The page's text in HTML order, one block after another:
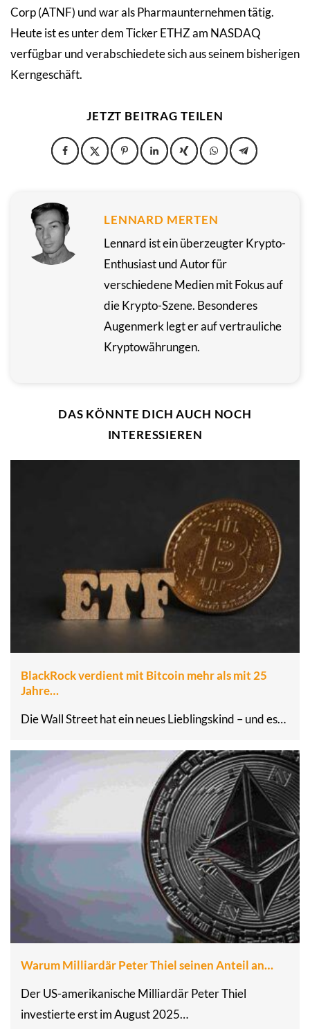
Corp (ATNF) und war als Pharmaunternehmen tätig.
Heute ist es unter dem Ticker ETHZ am NASDAQ
verfügbar und verabschiedete sich aus seinem bisherigen
Kerngeschäft.
JETZT BEITRAG TEILEN
LENNARD MERTEN
Lennard ist ein überzeugter Krypto-
Enthusiast und Autor für
verschiedene Medien mit Fokus auf
die Krypto-Szene. Besonderes
Augenmerk legt er auf vertrauliche
Kryptowährungen.
DAS KÖNNTE DICH AUCH NOCH
INTERESSIEREN
BlackRock verdient mit Bitcoin mehr als mit 25
Jahre…
Die Wall Street hat ein neues Lieblingskind – und es…
Warum Milliardär Peter Thiel seinen Anteil an…
Der US-amerikanische Milliardär Peter Thiel
investierte erst im August 2025…